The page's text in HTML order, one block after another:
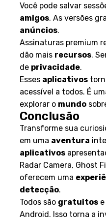
Você pode salvar
amigos. As versões
anúncios.
Assinaturas premium
dão mais recursos.
de privacidade.
Esses aplicativos
acessível a todos. É
explorar o mundo
Conclusão
Transforme sua
em uma aventura
aplicativos
Radar Camera, Ghost
oferecem uma
detecção.
Todos são gratuitos
Android. Isso torna a